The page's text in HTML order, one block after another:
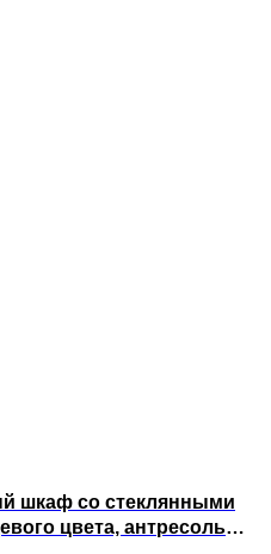
шкаф со стеклянными
цвета, антресолью,